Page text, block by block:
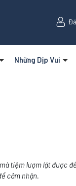
Những Dịp Vui
tiệm lượm lặt được
cảm nhận.